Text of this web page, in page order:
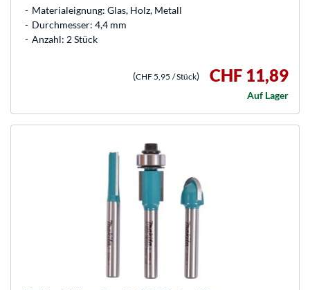
Materialeignung: Glas, Holz, Metall
Durchmesser: 4,4 mm
Anzahl: 2 Stück
(CHF 5,95 / Stück) CHF 11,89
Auf Lager